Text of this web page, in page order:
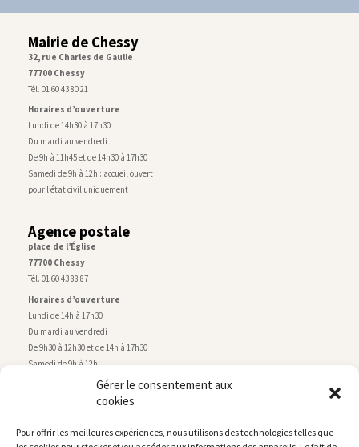
Gérer le consentement aux
cookies
Pour offrir les meilleures expériences, nous utilisons des technologies telles que
Mairie de Chessy
32, rue Charles de Gaulle
77700 Chessy
Tél. 01 60 43 80 21
Horaires d’ouverture
Lundi de 14h30 à 17h30
Du mardi au vendredi
De 9h à 11h45 et de 14h30 à 17h30
Samedi de 9h à 12h : accueil ouvert
pour l’état civil uniquement
Agence postale
place de l’Église
77700 Chessy
Tél. 01 60 43 88 87
Horaires d’ouverture
Lundi de 14h à 17h30
Du mardi au vendredi
De 9h30 à 12h30 et de 14h à 17h30
Samedi de 9h à 12h
Service technique
rue de Montry–77700 Chessy